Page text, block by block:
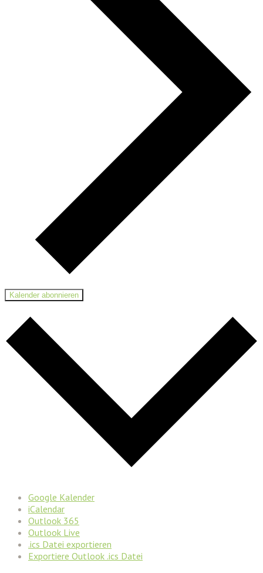
Kalender abonnieren
Google Kalender
iCalendar
Outlook 365
Outlook Live
.ics Datei exportieren
Exportiere Outlook .ics Datei